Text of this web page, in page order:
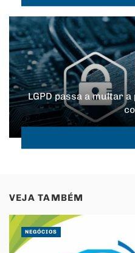
LGPD passa a multar
VEJA TAMBÉM
NEGÓCIOS